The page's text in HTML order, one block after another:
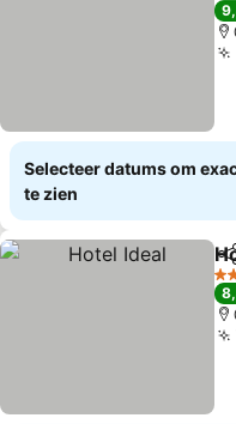
Selecteer datums om
te zien
3